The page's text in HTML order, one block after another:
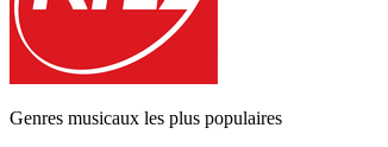
Genres musicaux les plus populaires